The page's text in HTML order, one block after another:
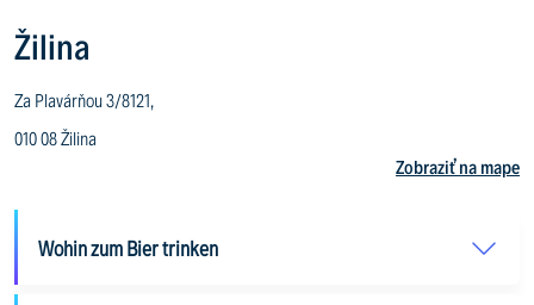
Žilina
Za Plavárňou 3/8121,
010 08 Žilina
Zobraziť na mape
Wohin zum Bier trinken